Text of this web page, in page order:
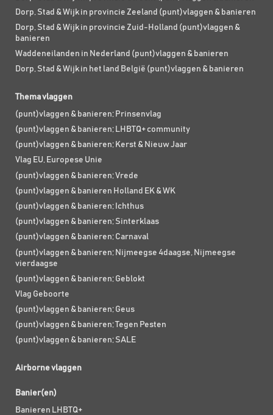
Dorp, Stad & Wijk in provincie Zeeland (punt)vlaggen & banieren
Dorp, Stad & Wijk in provincie Zuid-Holland (punt)vlaggen &
banieren
Waddeneilanden in Nederland (punt)vlaggen & banieren
Dorp, Stad & Wijk in het land België (punt)vlaggen & banieren
Thema vlaggen
(punt)vlaggen & banieren; Prinsenvlag
(punt)vlaggen & banieren; LHBTQ+ community
(punt)vlaggen & banieren; Kerst & Nieuw Jaar
Vlag EU, Europese Unie
(punt)vlaggen & banieren; Vrede
(punt)vlaggen & banieren Holland EK & WK
(punt)vlaggen & banieren; Ichthus
(punt)vlaggen & banieren; Sinterklaas
(punt)vlaggen & banieren; Carnaval
(punt)vlaggen & banieren; Nijmeegse 4daagse, Nijmeegse
vierdaagse
(punt)vlaggen & banieren; Geblokt
Vlag Geboorte
(punt)vlaggen & banieren; Geus
(punt)vlaggen & banieren; Tegen Pesten
(punt)vlaggen & banieren; SALE
Airborne vlaggen
Banier(en)
Banieren LHBTQ+